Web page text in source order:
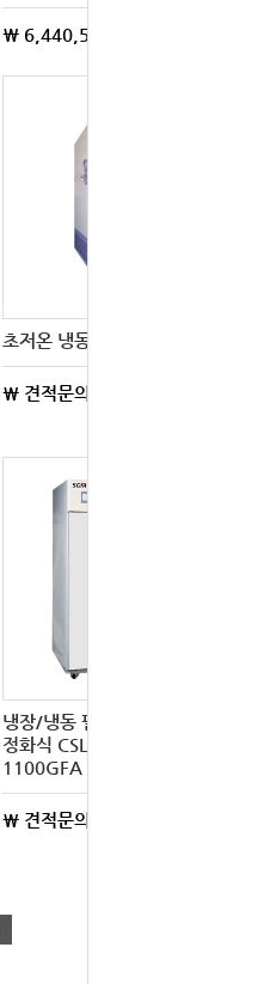
\ 6,440,500원
초저온 냉동고 CS-300DF
\ 견적문의
냉장/냉동 필터 시약장 -자체
정화식 CSL- 1100GFFA
1100GFA 1700GFA
\ 견적문의